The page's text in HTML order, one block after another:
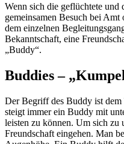
Wenn sich die geflüchtete und
gemeinsamen Besuch bei
dem einzelnen
Bekanntschaft, eine
„Buddy“.
Buddies –
Der Begriff des Buddy ist dem
steigt immer ein Buddy mit
leisten zu können. Um sich zu
Freundschaft eingehen. Man